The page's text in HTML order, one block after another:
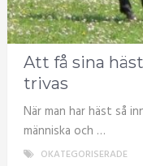
Att få sina
trivas
När man har häst så
människa och …
OKATEGORISERADE